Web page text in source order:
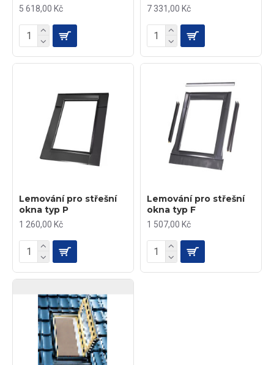
5 618,00 Kč 7 331,00 Kč
Lemování pro střešní
okna typ P
1 260,00 Kč
Lemování pro střešní
okna typ F
1 507,00 Kč